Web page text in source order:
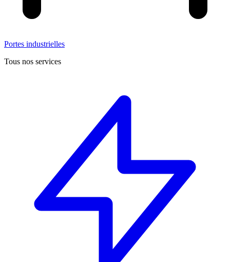
Portes industrielles
Tous nos services